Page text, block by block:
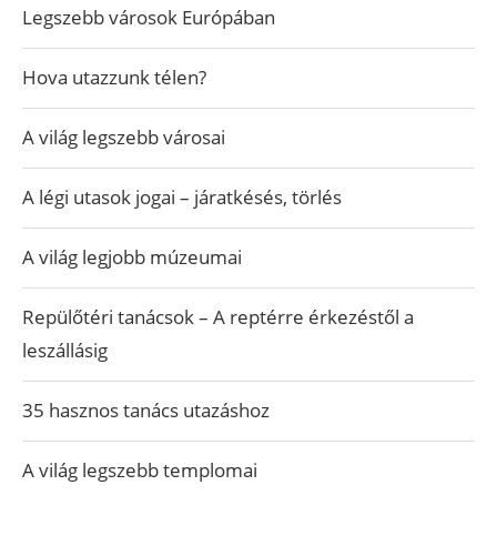
Legszebb városok Európában
Hova utazzunk télen?
A világ legszebb városai
A légi utasok jogai – járatkésés, törlés
A világ legjobb múzeumai
Repülőtéri tanácsok – A reptérre érkezéstől a
leszállásig
35 hasznos tanács utazáshoz
A világ legszebb templomai